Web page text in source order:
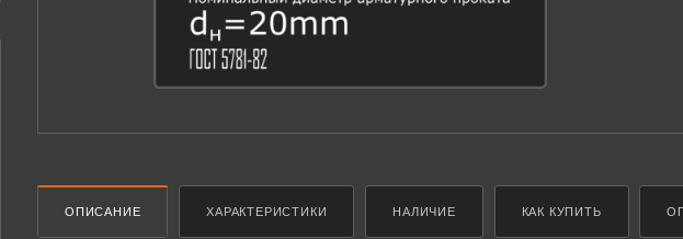
ОПИСАНИЕ ХАРАКТЕРИСТИКИ НАЛИЧИЕ КАК КУПИТЬ